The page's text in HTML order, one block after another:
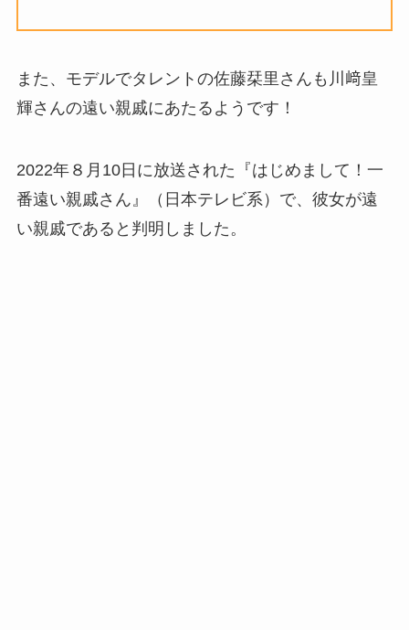
また、モデルでタレントの佐藤栞里さんも川﨑皇
輝さんの遠い親戚にあたるようです！
2022年８月10日に放送された『はじめまして！一
番遠い親戚さん』（日本テレビ系）で、彼女が遠
い親戚であると判明しました。